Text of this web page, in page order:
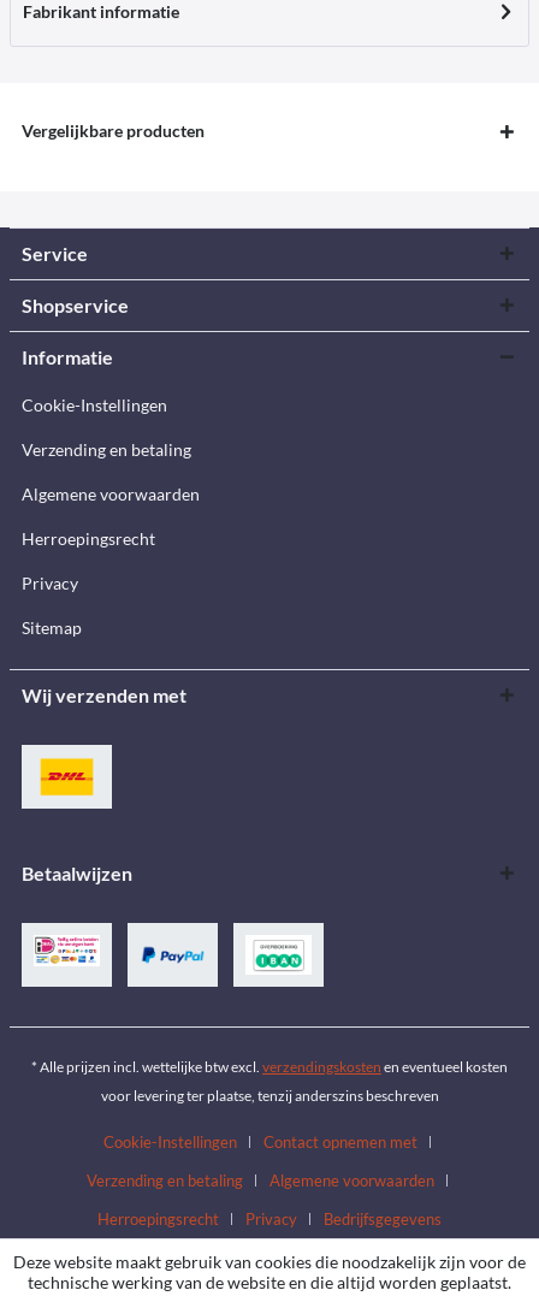
Fabrikant informatie
Vergelijkbare producten
Service
Shopservice
Informatie
Cookie-Instellingen
Verzending en betaling
Algemene voorwaarden
Herroepingsrecht
Privacy
Sitemap
Wij verzenden met
Betaalwijzen
* Alle prijzen incl. wettelijke btw excl. verzendingskosten en eventueel kosten
voor levering ter plaatse, tenzij anderszins beschreven
Cookie-Instellingen
Contact opnemen met
Verzending en betaling
Algemene voorwaarden
Herroepingsrecht
Privacy Bedrijfsgegevens
Deze website maakt gebruik van cookies die noodzakelijk zijn voor de
technische werking van de website en die altijd worden geplaatst.